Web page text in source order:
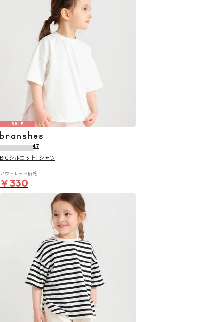
SALE
4.7
BIGシルエットTシャツ
アウトレット価格
￥330